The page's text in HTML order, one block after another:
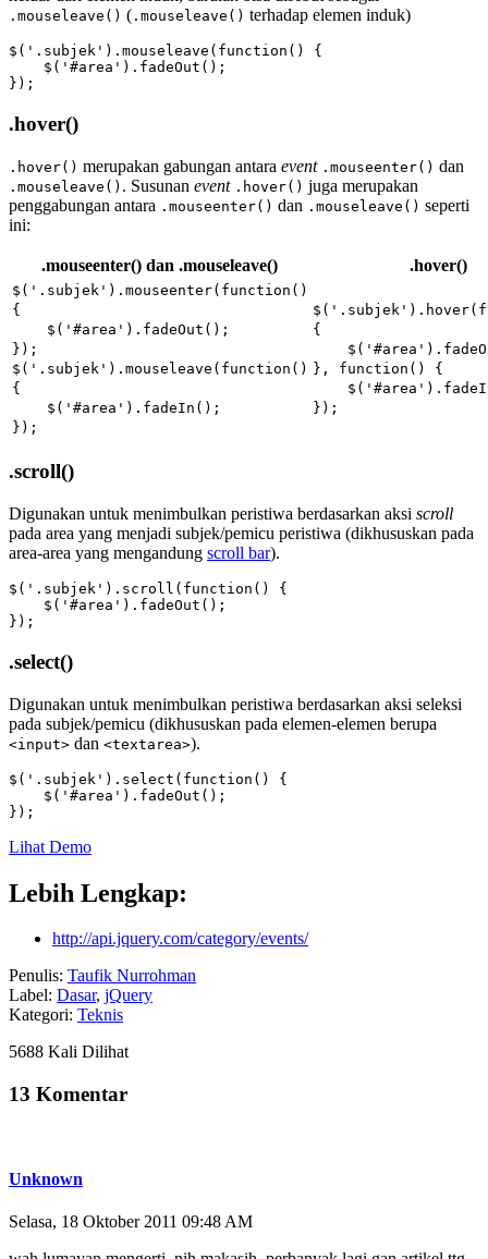
.mouseleave() ( .mouseleave() terhadap elemen induk)
$('.subjek').mouseleave(function() {
    $('#area').fadeOut();
});
.hover()
.hover() merupakan gabungan antara event .mouseenter() dan
.mouseleave() . Susunan event .hover() juga merupakan
penggabungan antara .mouseenter() dan .mouseleave() seperti
ini:
.mouseenter() dan .mouseleave() .hover()
$('.subjek').mouseenter(function()
{
$('#area').fadeOut();
});
$('.subjek').mouseleave(function()
{
$('#area').fadeIn();
});
{
}, function() {
});
.scroll()
Digunakan untuk menimbulkan peristiwa berdasarkan aksi scroll
pada area yang menjadi subjek/pemicu peristiwa (dikhususkan pada
area-area yang mengandung scroll bar).
$('.subjek').scroll(function() {
    $('#area').fadeOut();
});
.select()
Digunakan untuk menimbulkan peristiwa berdasarkan aksi seleksi
pada subjek/pemicu (dikhususkan pada elemen-elemen berupa
<input> dan <textarea>).
$('.subjek').select(function() {
    $('#area').fadeOut();
});
Lihat Demo
Lebih Lengkap:
http://api.jquery.com/category/events/
Penulis: Taufik Nurrohman
Label: Dasar, jQuery
Kategori: Teknis
5688 Kali Dilihat
13 Komentar
Unknown
Selasa, 18 Oktober 2011 09:48 AM